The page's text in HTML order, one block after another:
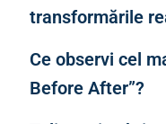
transformările
Ce observi cel
Before After”?